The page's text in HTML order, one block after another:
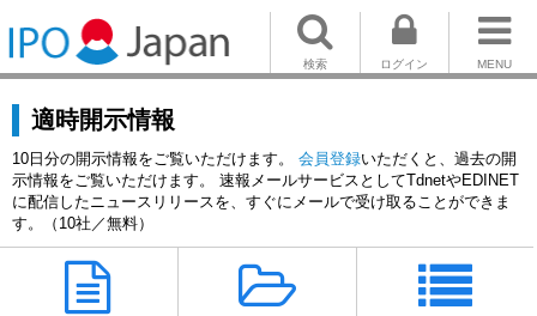
MENU
ログイン
検索
適時開示情報
10日分の開示情報をご覧いただけます。 会員登録いただくと、過去の開
示情報をご覧いただけます。 速報メールサービスとしてTdnetやEDINET
に配信したニュースリリースを、すぐにメールで受け取ることができま
す。（10社／無料）